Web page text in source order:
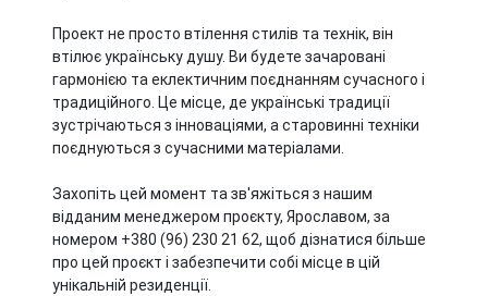
Проект не просто втілення стилів та технік, він
втілює українську душу. Ви будете зачаровані
гармонією та еклектичним поєднанням сучасного і
традиційного. Це місце, де українські традиції
зустрічаються з інноваціями, а старовинні техніки
поєднуються з сучасними матеріалами.
Захопіть цей момент та зв'яжіться з нашим
відданим менеджером проєкту, Ярославом, за
номером +380 (96) 230 21 62, щоб дізнатися більше
про цей проєкт і забезпечити собі місце в цій
унікальній резиденції.